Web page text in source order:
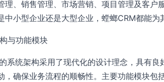
理、销售管理、市场营销、项目管理及客户
中小型企业还是大型企业，螳螂CRM都能为
与功能模块
系统架构采用了现代化的设计理念，具有
，确保业务流程的顺畅性。主要功能模块包